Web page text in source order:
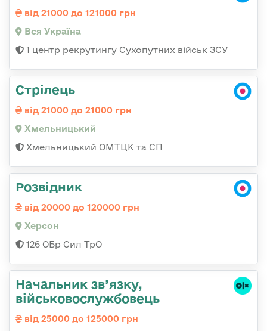
від 21000 до 121000 грн
Вся Україна
1 центр рекрутингу Сухопутних військ ЗСУ
Стрілець
від 21000 до 21000 грн
Хмельницький
Хмельницький ОМТЦК та СП
Розвідник
від 20000 до 120000 грн
Херсон
126 ОБр Сил ТрО
Начальник зв’язку,
військовослужбовець
від 25000 до 125000 грн